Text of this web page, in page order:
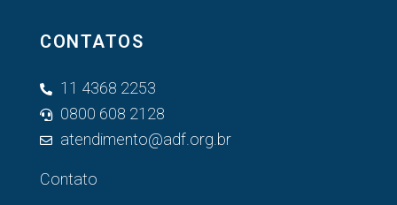
CONTATOS
11 4368 2253
0800 608 2128
atendimento@adf.org.br
Contato